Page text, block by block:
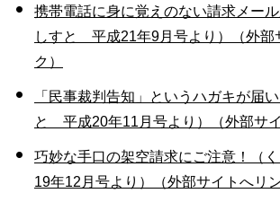
携帯電話に身に覚えのない請求メー
しすと 平成21年9月号より）（外部
ク）
「民事裁判告知」というハガキが届
と 平成20年11月号より）（外部サイ
巧妙な手口の架空請求にご注意！（
19年12月号より）（外部サイトへリン